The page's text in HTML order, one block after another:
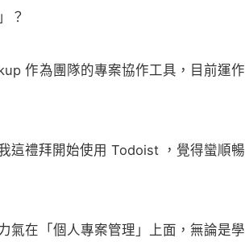
？
作為團隊的專案協作工具，目前運作
這禮拜開始使用 Todoist ，覺得蠻順暢
氣在「個人專案管理」上面，無論是學